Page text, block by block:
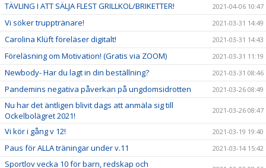
TÄVLING I ATT SÄLJA FLEST GRILLKOL/BRIKETTER! 2021-04-06 10:47
Vi söker trupptränare! 2021-03-31 14:49
Carolina Klüft föreläser digitalt! 2021-03-31 14:43
Föreläsning om Motivation! (Gratis via ZOOM) 2021-03-31 11:19
Newbody- Har du lagt in din beställning? 2021-03-31 08:46
Pandemins negativa påverkan på ungdomsidrotten 2021-03-26 08:49
Nu har det äntligen blivit dags att anmäla sig till
Ockelbolägret 2021!
2021-03-26 08:47
Vi kör i gång v 12! 2021-03-19 19:40
Paus för ALLA träningar under v.11 2021-03-14 15:42
Sportlov vecka 10 för barn, redskap och